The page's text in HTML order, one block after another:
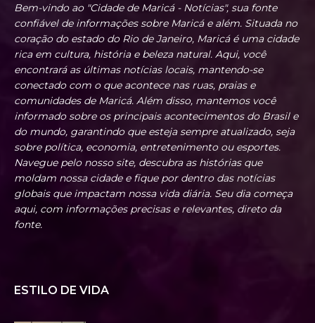
Bem-vindo ao "Cidade de Maricá - Notícias", sua fonte
confiável de informações sobre Maricá e além. Situada no
coração do estado do Rio de Janeiro, Maricá é uma cidade
rica em cultura, história e beleza natural. Aqui, você
encontrará as últimas notícias locais, mantendo-se
conectado com o que acontece nas ruas, praias e
comunidades de Maricá. Além disso, mantemos você
informado sobre os principais acontecimentos do Brasil e
do mundo, garantindo que esteja sempre atualizado, seja
sobre política, economia, entretenimento ou esportes.
Navegue pelo nosso site, descubra as histórias que
moldam nossa cidade e fique por dentro das notícias
globais que impactam nossa vida diária. Seu dia começa
aqui, com informações precisas e relevantes, direto da
fonte.
ESTILO DE VIDA